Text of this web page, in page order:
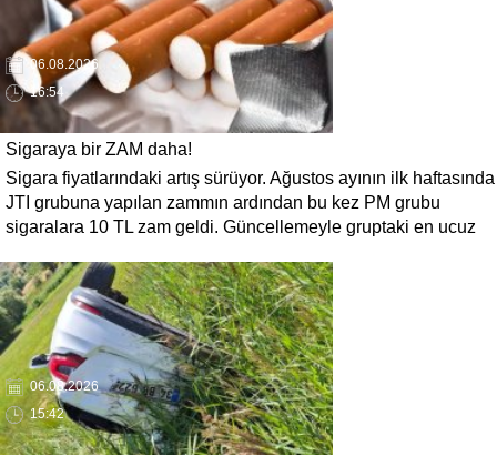
06.08.2026
16:54
Sigaraya bir ZAM daha!
Sigara fiyatlarındaki artış sürüyor. Ağustos ayının ilk haftasında
JTI grubuna yapılan zammın ardından bu kez PM grubu
sigaralara 10 TL zam geldi. Güncellemeyle gruptaki en ucuz
06.08.2026
15:42